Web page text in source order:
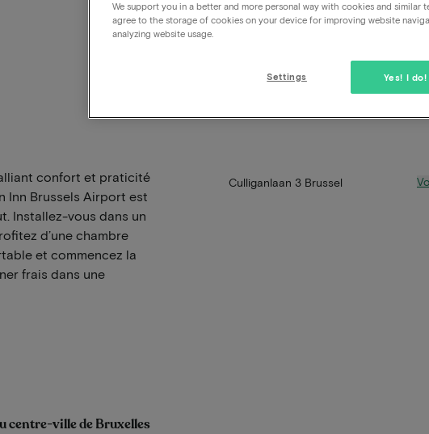
confort et praticité
Inn Brussels Airport est
Installez-vous dans un
d’une chambre
et commencez la
frais dans une
centre-ville de Bruxelles
Culliganlaan 3 Brussel
We support you in a better and more personal way with cookies and similar
agree to the storage of cookies on your device for improving website
analyzing website usage.
Yes! I do!
Settings